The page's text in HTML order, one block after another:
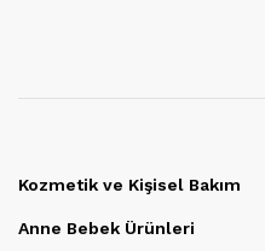
Kozmetik ve Kişisel Bakım
Anne Bebek Ürünleri